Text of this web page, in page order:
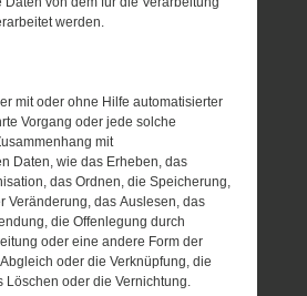
werden.
mit oder ohne Hilfe automatisierter
Vorgang oder jede solche
mit
Daten, wie das Erheben, das
das Ordnen, die Speicherung,
Veränderung, das Auslesen, das
die Offenlegung durch
oder eine andere Form der
oder die Verknüpfung, die
Löschen oder die Vernichtung.